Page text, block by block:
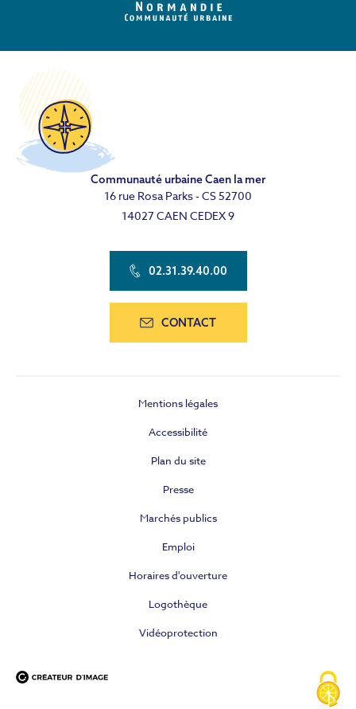
Communauté urbaine Caen la mer
16 rue Rosa Parks - CS 52700
14027 CAEN CEDEX 9
02.31.39.40.00
CONTACT
Mentions légales
Accessibilité
Plan du site
Presse
Marchés publics
Emploi
Horaires d'ouverture
Logothèque
Vidéoprotection